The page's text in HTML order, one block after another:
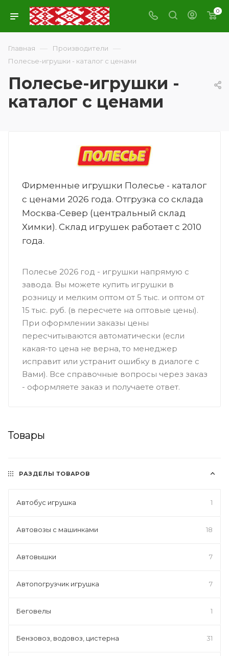
0
Главная — Производители —
Полесье-игрушки - каталог с ценами
Полесье-игрушки -
каталог с ценами
Фирменные игрушки Полесье - каталог
с ценами 2026 года. Отгрузка со склада
Москва-Север (центральный склад
Химки). Склад игрушек работает с 2010
года.
Полесье 2026 год - игрушки напрямую с
завода. Вы можете купить игрушки в
розницу и мелким оптом от 5 тыс. и оптом от
15 тыс. руб. (в пересчете на оптовые цены).
При оформлении заказы цены
пересчитываются автоматически (если
какая-то цена не верна, то менеджер
исправит или устранит ошибку в диалоге с
Вами). Все справочные вопросы через заказ
- оформляете заказ и получаете ответ.
Товары
РАЗДЕЛЫ ТОВАРОВ
Автобус игрушка 1
Автовозы с машинками 18
Автовышки 7
Автопогрузчик игрушка 7
Беговелы 1
Бензовоз, водовоз, цистерна 31